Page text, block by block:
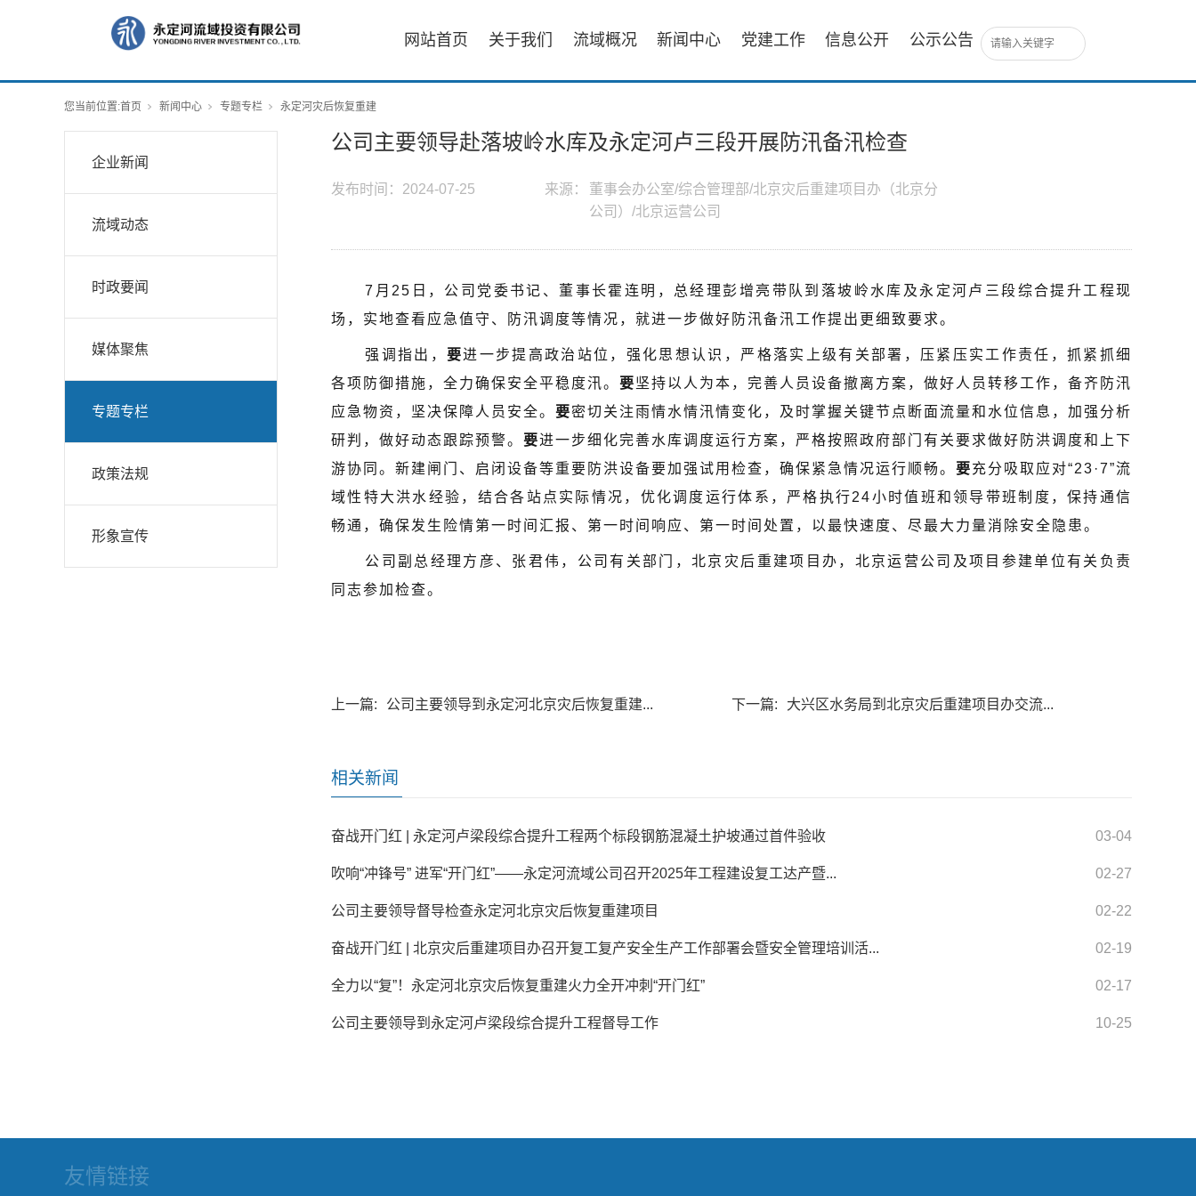
网站首页 关于我们 流域概况 新闻中心 党建工作 信息公开 公示公告
您当前位置:首页 新闻中心 专题专栏 永定河灾后恢复重建
企业新闻
流域动态
时政要闻
媒体聚焦
专题专栏
政策法规
形象宣传
公司主要领导赴落坡岭水库及永定河卢三段开展防汛备汛检查
发布时间： 2024-07-25 来源：
董事会办公室/综合管理部/北京灾后重建项目办（北京分
公司）/北京运营公司
7月25日，公司党委书记、董事长霍连明，总经理彭增亮带队到落坡岭水库及永定河卢三段综合提升工程现
场，实地查看应急值守、防汛调度等情况，就进一步做好防汛备汛工作提出更细致要求。
强调指出，要进一步提高政治站位，强化思想认识，严格落实上级有关部署，压紧压实工作责任，抓紧抓细
各项防御措施，全力确保安全平稳度汛。 要坚持以人为本，完善人员设备撤离方案，做好人员转移工作，备齐防汛
应急物资，坚决保障人员安全。 要密切关注雨情水情汛情变化，及时掌握关键节点断面流量和水位信息，加强分析
研判，做好动态跟踪预警。 要进一步细化完善水库调度运行方案，严格按照政府部门有关要求做好防洪调度和上下
游协同。新建闸门、启闭设备等重要防洪设备要加强试用检查，确保紧急情况运行顺畅。 要充分吸取应对“23·7”流
域性特大洪水经验，结合各站点实际情况，优化调度运行体系，严格执行24小时值班和领导带班制度，保持通信
畅通，确保发生险情第一时间汇报、第一时间响应、第一时间处置，以最快速度、尽最大力量消除安全隐患。
公司副总经理方彦、张君伟，公司有关部门，北京灾后重建项目办，北京运营公司及项目参建单位有关负责
同志参加检查。
上一篇: 公司主要领导到永定河北京灾后恢复重建... 下一篇: 大兴区水务局到北京灾后重建项目办交流...
相关新闻
奋战开门红 | 永定河卢梁段综合提升工程两个标段钢筋混凝土护坡通过首件验收 03-04
吹响“冲锋号” 进军“开门红”——永定河流域公司召开2025年工程建设复工达产暨... 02-27
公司主要领导督导检查永定河北京灾后恢复重建项目 02-22
奋战开门红 | 北京灾后重建项目办召开复工复产安全生产工作部署会暨安全管理培训活... 02-19
全力以“复”！永定河北京灾后恢复重建火力全开冲刺“开门红” 02-17
公司主要领导到永定河卢梁段综合提升工程督导工作 10-25
友情链接